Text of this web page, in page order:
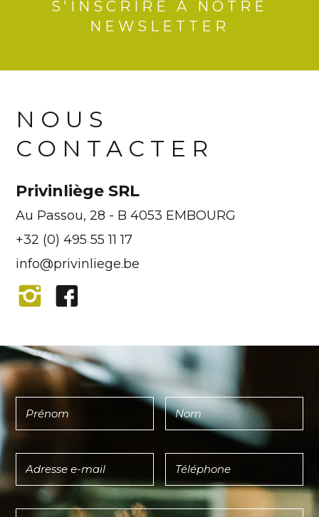
S'INSCRIRE À NOTRE
NEWSLETTER
NOUS
CONTACTER
Privinliège SRL
Au Passou, 28 - B 4053 EMBOURG
+32 (0) 495 55 11 17
info@privinliege.be